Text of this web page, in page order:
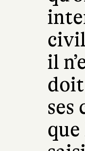
il
doit
ses
que